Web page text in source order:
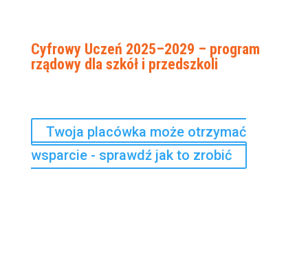
Cyfrowy Uczeń 2025–2029 – program
rządowy dla szkół i przedszkoli
Twoja placówka może otrzymać
wsparcie - sprawdź jak to zrobić